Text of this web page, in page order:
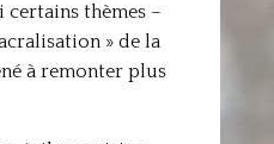
certains thèmes –
» de la
à remonter plus